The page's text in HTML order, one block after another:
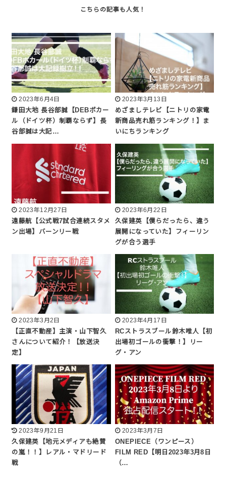
2023年6月4日
鎌田大地 長谷部誠【DEBポカー
ル（ドイツ杯）制覇ならず】長
谷部誠は大記…
2023年3月13日
めざましテレビ【ニトリの家電
新商品売れ筋ランキング！】ま
いにちランキング
2023年12月27日
遠藤航【公式戦7試合連続スタメ
ン出場】バーンリー戦
2023年6月22日
久保建英【僕らだったら、違う
展開になっていた】フィーリン
グが合う選手
2023年3月2日
【正直不動産】主演・山下智久
さんについて紹介！【放送決
定】
2023年4月17日
RCストラスブール鈴木唯人【初
出場初ゴールの衝撃！】リー
グ・アン
2023年9月21日
久保建英【地元メディアも絶賛
の嵐！！】レアル・マドリード
戦
2023年3月7日
ONEPIECE（ワンピース）
FILM RED【明日2023年3月8日
（…